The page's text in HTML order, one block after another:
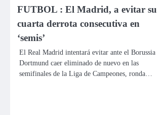
FUTBOL : El Madrid, a evitar su
cuarta derrota consecutiva en
‘semis’
El Real Madrid intentará evitar ante el Borussia
Dortmund caer eliminado de nuevo en las
semifinales de la Liga de Campeones, ronda…